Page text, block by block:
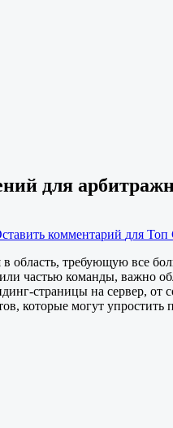
для
комментарий для Топ
область, требующую все
частью команды, важно
страницы на сервер,
которые могут